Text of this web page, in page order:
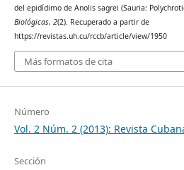
del epidídimo de Anolis sagrei (Sauria:
Biológicas, 2(2). Recuperado a partir de
https://revistas.uh.cu/rccb/article/view/1950
Más formatos de cita
Número
Vol. 2 Núm. 2 (2013): Revista
Sección